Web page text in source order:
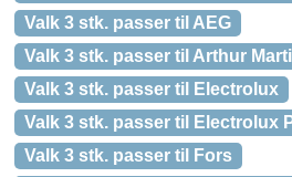
Valk 3 stk. passer til AEG
Valk 3 stk. passer til Arthur
Valk 3 stk. passer til Electrolux
Valk 3 stk. passer til Electrolux
Valk 3 stk. passer til Fors